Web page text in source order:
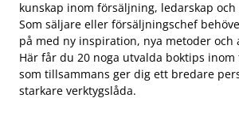
kunskap inom försäljning, ledarskap och
Som säljare eller försäljningschef
på med ny inspiration, nya metoder och
Här får du 20 noga utvalda boktips
som tillsammans ger dig ett bredare
starkare verktygslåda.